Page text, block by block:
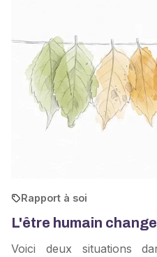
Rapport à soi
L'être humain change
Voici deux situations